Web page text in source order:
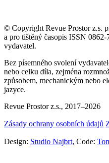
© Copyright Revue Prostor z.s.
a pro tištěný časopis ISSN
vydavatel.
Bez písemného svolení
nebo celku díla, zejména
způsobem, mechanickým nebo
jazyce.
Revue Prostor z.s., 2017–2026
Zásady ochrany osobních údajů
Design: Studio Najbrt, Code: